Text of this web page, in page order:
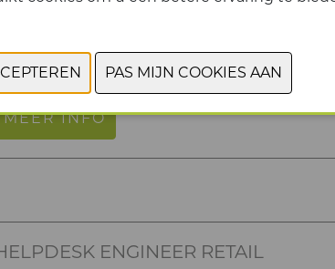
daarvan stellen we een concreet plan
en zorgen we voor continue opvolging. Zo
voor de cyberuitdagingen van morgen.
MEER INFO
ENGINEER RETAIL